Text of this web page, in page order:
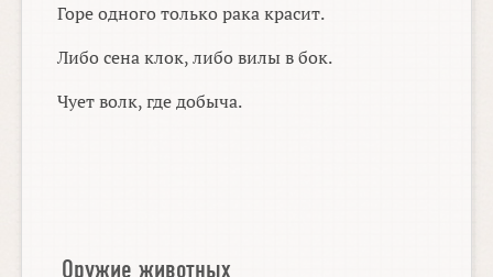
Горе одного только рака красит.
Либо сена клок, либо вилы в бок.
Чует волк, где добыча.
Оружие животных